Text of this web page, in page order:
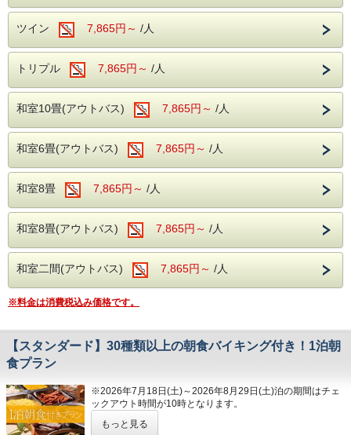
----温泉----
露天風呂を併設した大浴場が2か所あり、
広々とした大浴場をお楽しみいただけます。
滑らかな泉質の温泉がご好評いただいてお
り、湯治の宿としてもご利用いただいており
ます。
旅の疲れを癒すひとときをお過ごしくださ
い。
----ご夕食----
大人からお子様で楽しめる、和洋中のバイキ
ングをレストランにてお楽しみいただけま
ソフトドリンク・アルコールが飲み放題！
※開始時間より90分間です。
----ご朝食----
和洋バイキング、ソフトドリンクもサービス
ツイン 7,865円～ /人
トリプル 7,865円～ /人
和室10畳(アウトバス) 7,865円～ /人
和室6畳(アウトバス) 7,865円～ /人
和室8畳 7,865円～ /人
和室8畳(アウトバス) 7,865円～ /人
和室二間(アウトバス) 7,865円～ /人
※料金は消費税込み価格です。
【スタンダード】30種類以上の朝食バイキング付き！1泊朝
食プラン
※2026年7月18日(土)～2026年8月29日(土)泊の期間はチェ
ックアウト時間が10時となります。
当館自慢の朝食バイキングが付いた、1泊朝食付きプラン！
もっと見る